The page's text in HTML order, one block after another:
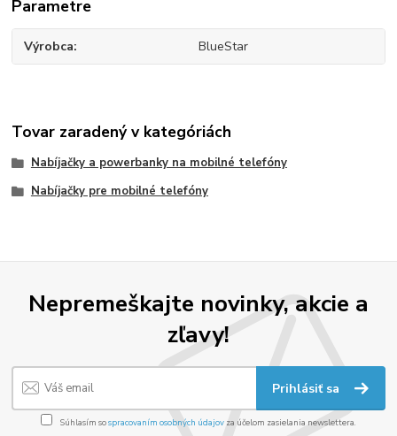
Parametre
Výrobca BlueStar
Tovar zaradený v kategóriách
Nabíjačky a powerbanky na mobilné telefóny
Nabíjačky pre mobilné telefóny
Nepremeškajte novinky, akcie a
zľavy!
Prihlásiť sa
Súhlasím sospracovaním osobných údajov za účelom zasielania newslettera.